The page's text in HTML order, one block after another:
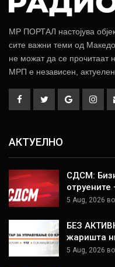
МР ПОРТАЛ настојува
сите важни теми од
не можат да се прочитаат
МРП е независен,
АКТУЕЛНО
СДСМ:
5 Aug, 2026
БЕЗ
жаришта
5 Aug, 2026